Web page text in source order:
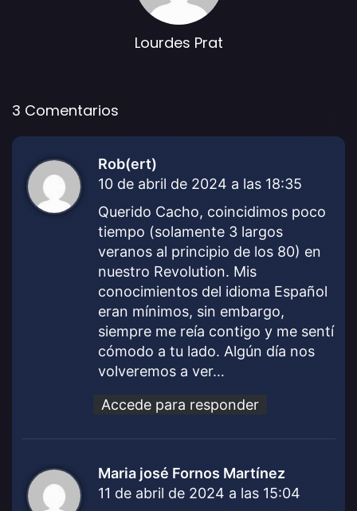
Lourdes Prat
3 Comentarios
Rob(ert)
i
c
e
:
10 de abril de 2024 a las 18:35
Querido Cacho, coincidimos poco
tiempo (solamente 3 largos
veranos al principio de los 80) en
nuestro Revolution. Mis
conocimientos del idioma Español
eran mínimos, sin embargo,
siempre me reía contigo y me sentí
cómodo a tu lado. Algún día nos
volveremos a ver…
Accede para responder
Maria josé Fornos Martínez
i
11 de abril de 2024 a las 15:04